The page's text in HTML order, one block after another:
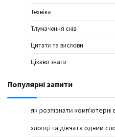
Техніка
Тлумачення снів
Цитати та вислови
Цікаво знати
Популярні запити
як розпізнати комп'ютерні
хлопці та дівчата одним